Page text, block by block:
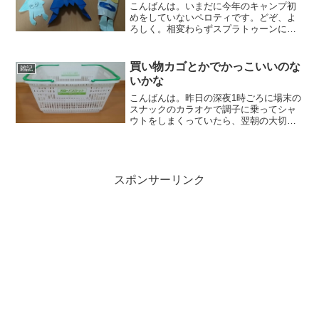
こんばんは。いまだに今年のキャンプ初
めをしていないペロティです。どぞ、よ
ろしく。相変わらずスプラトゥーンにハ
ラトゥーン)【Wii U専用】 WUPPAGMJ...
雑記
買い物カゴとかでかっこいいのな
いかな
こんばんは。昨日の深夜1時ごろに場末の
スナックのカラオケで調子に乗ってシャ
ウトをしまくっていたら、翌朝の大切な
スポンサーリンク